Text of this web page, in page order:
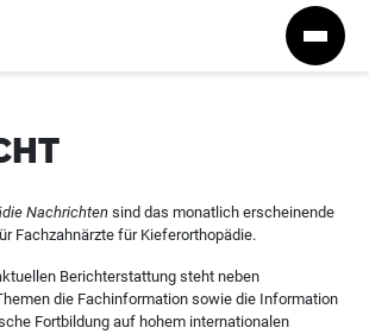
Nachrichten sind das monatlich erscheinende
Fachzahnärzte für Kieferorthopädie.
Berichterstattung steht neben
die Fachinformation sowie die Information
Fortbildung auf hohem internationalen